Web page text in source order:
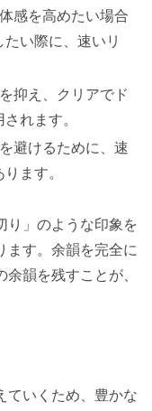
感を高めたい場合
い際に、速いリ
抑え、クリアでド
れます。
避けるために、速
ます。
り」のような印象を
ます。余韻を完全に
韻を残すことが、
ていくため、豊かな